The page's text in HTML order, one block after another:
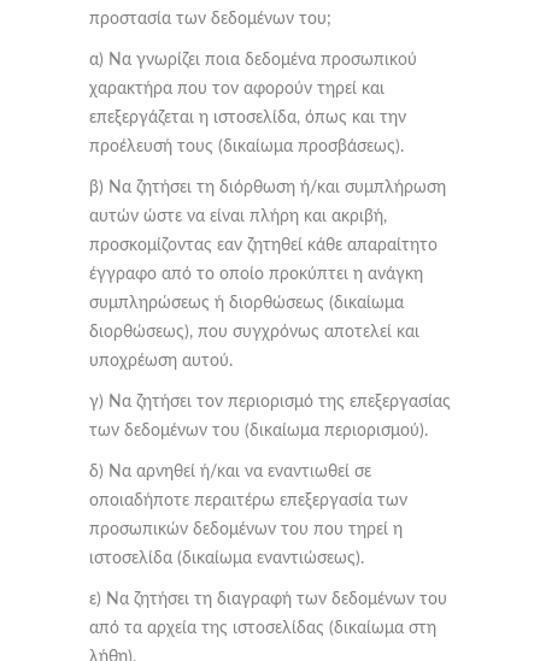
προστασία των δεδομένων του;
α) Να γνωρίζει ποια δεδομένα προσωπικού
χαρακτήρα που τον αφορούν τηρεί και
επεξεργάζεται η ιστοσελίδα, όπως και την
προέλευσή τους (δικαίωμα προσβάσεως).
β) Να ζητήσει τη διόρθωση ή/και συμπλήρωση
αυτών ώστε να είναι πλήρη και ακριβή,
προσκομίζοντας εαν ζητηθεί κάθε απαραίτητο
έγγραφο από το οποίο προκύπτει η ανάγκη
συμπληρώσεως ή διορθώσεως (δικαίωμα
διορθώσεως), που συγχρόνως αποτελεί και
υποχρέωση αυτού.
γ) Να ζητήσει τον περιορισμό της επεξεργασίας
των δεδομένων του (δικαίωμα περιορισμού).
δ) Να αρνηθεί ή/και να εναντιωθεί σε
οποιαδήποτε περαιτέρω επεξεργασία των
προσωπικών δεδομένων του που τηρεί η
ιστοσελίδα (δικαίωμα εναντιώσεως).
ε) Να ζητήσει τη διαγραφή των δεδομένων του
από τα αρχεία της ιστοσελίδας (δικαίωμα στη
λήθη).